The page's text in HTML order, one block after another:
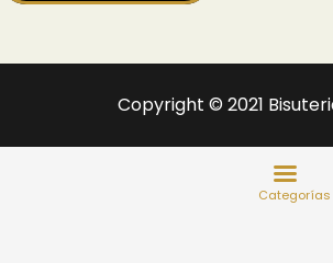
Copyright © 2021